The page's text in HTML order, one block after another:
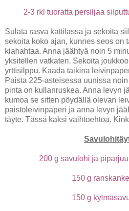
2-3 rkl tuoratta persiljaa
Sulata rasva kattilassa ja sekoita
sekoita koko ajan, kunnes seos on
kiahahtaa. Anna jäähtyä noin 5
yksitellen vatkaten. Sekoita
yrttisilppu. Kaada taikina
Paista 225-asteisessa uunissa
pinta on kullanruskea. Anna levyn
kumoa se sitten pöydällä olevan
paistoleivinpaperi ja anna levyn
täyte. Tässä kaksi vaihtoehtoa.
200 g savulohi ja
150 g
150 g